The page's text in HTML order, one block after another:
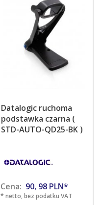
Datalogic ruchoma
podstawka czarna (
STD-AUTO-QD25-BK )
Cena: 90, 98 PLN*
* netto, bez podatku VAT